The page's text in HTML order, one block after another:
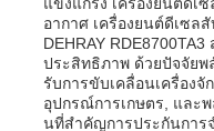
อากาศ เครื่องยนต์ดีเซล
DEHRAY
ประสิทธิภาพ ด้วยปัจจัยพ
รับการขับเคลื่อนเครื่องจั
อุปกรณ์การเกษตร, และ
นที่สําคัญการประกันการ